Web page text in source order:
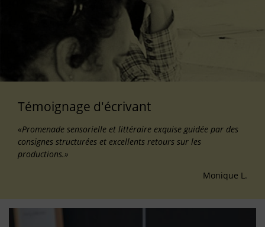
Témoignage d'écrivant
«Promenade sensorielle et littéraire exquise guidée par des
consignes structurées et excellents retours sur les
productions.»
Monique L.